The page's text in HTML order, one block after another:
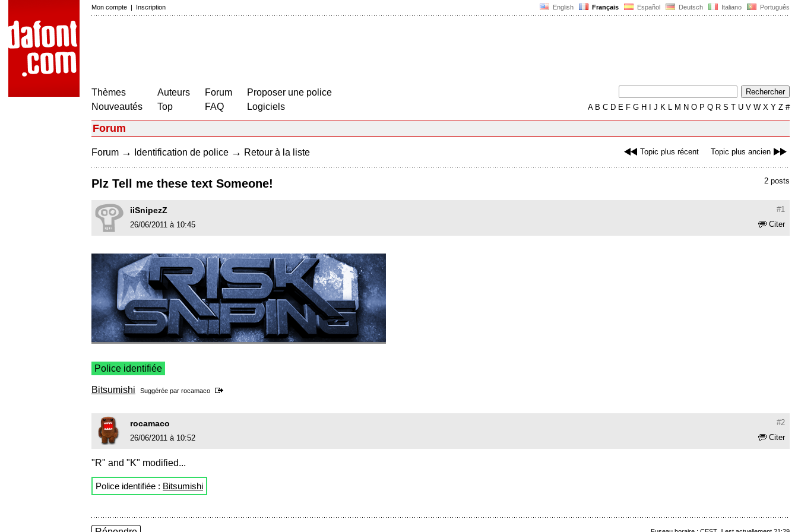
English Français Español Deutsch Italiano Português
Mon compte | Inscription
Thèmes
Nouveautés
Auteurs
Top
Forum
FAQ
Proposer une police
Logiciels
AB C D E F G H J K L M N O P Q R S T U V W X Y Z #
Forum
Topic plus récent Topic plus ancien
Forum → Identification de police → Retour à la liste
2 posts
Plz Tell me these text Someone!
#1
iiSnipezZ
Citer
26/06/2011 à 10:45
Police identifiée
Bitsumishi Suggérée par rocamaco
#2
rocamaco
Citer
26/06/2011 à 10:52
"R" and "K" modified...
Police identifiée : Bitsumishi